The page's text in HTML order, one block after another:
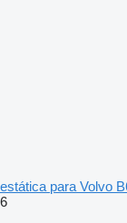
estática para Volvo
6